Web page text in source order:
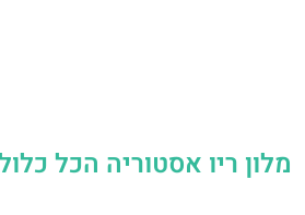
מלון ריו אסטוריה הכל